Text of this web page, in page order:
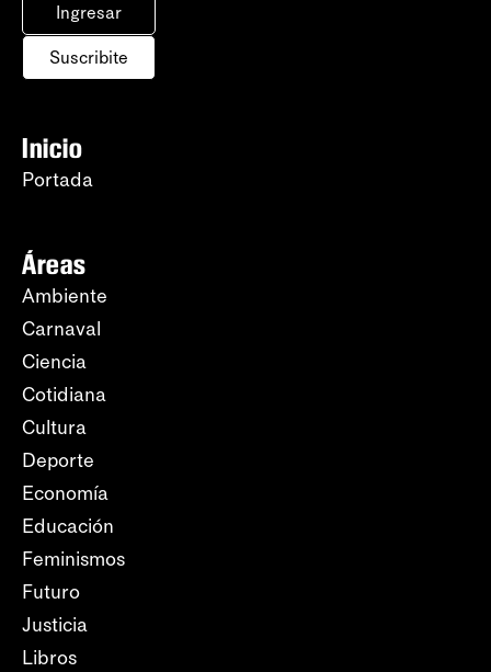
Ingresar
Suscribite
Inicio
Portada
Áreas
Ambiente
Carnaval
Ciencia
Cotidiana
Cultura
Deporte
Economía
Educación
Feminismos
Futuro
Justicia
Libros